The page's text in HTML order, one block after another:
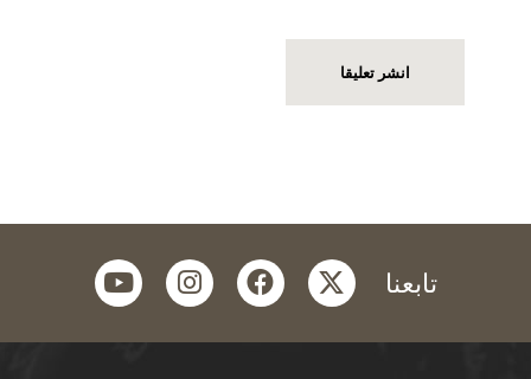
تابعنا twitter
facebook
instagram
youtube